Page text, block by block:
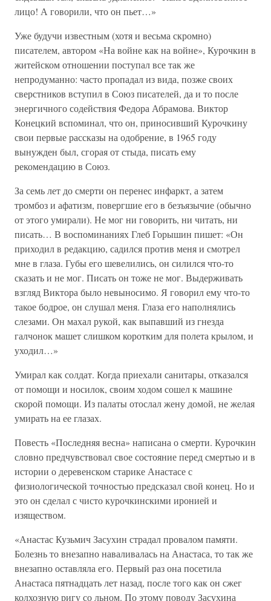
лицо! А говорили, что он пьет…»
Уже будучи известным (хотя и весьма скромно)
писателем, автором «На войне как на войне», Курочкин в
житейском отношении поступал все так же
непродуманно: часто пропадал из вида, позже своих
сверстников вступил в Союз писателей, да и то после
энергичного содействия Федора Абрамова. Виктор
Конецкий вспоминал, что он, приносивший Курочкину
свои первые рассказы на одобрение, в 1965 году
вынужден был, сгорая от стыда, писать ему
рекомендацию в Союз.
За семь лет до смерти он перенес инфаркт, а затем
тромбоз и афатизм, повергшие его в безъязычие (обычно
от этого умирали). Не мог ни говорить, ни читать, ни
писать… В воспоминаниях Глеб Горышин пишет: «Он
приходил в редакцию, садился против меня и смотрел
мне в глаза. Губы его шевелились, он силился что-то
сказать и не мог. Писать он тоже не мог. Выдерживать
взгляд Виктора было невыносимо. Я говорил ему что-то
такое бодрое, он слушал меня. Глаза его наполнялись
слезами. Он махал рукой, как выпавший из гнезда
галчонок машет слишком коротким для полета крылом, и
уходил…»
Умирал как солдат. Когда приехали санитары, отказался
от помощи и носилок, своим ходом сошел к машине
скорой помощи. Из палаты отослал жену домой, не желая
умирать на ее глазах.
Повесть «Последняя весна» написана о смерти. Курочкин
словно предчувствовал свое состояние перед смертью и в
истории о деревенском старике Анастасе с
физиологической точностью предсказал свой конец. Но и
это он сделал с чисто курочкинскими иронией и
изяществом.
«Анастас Кузьмич Засухин страдал провалом памяти.
Болезнь то внезапно наваливалась на Анастаса, то так же
внезапно оставляла его. Первый раз она посетила
Анастаса пятнадцать лет назад, после того как он сжег
колхозную ригу со льном. По этому поводу Засухина